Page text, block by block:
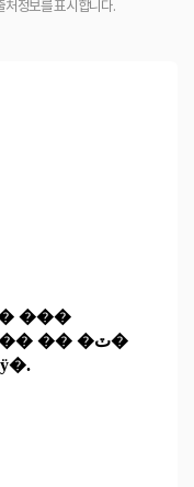
처정보를 표시합니다.